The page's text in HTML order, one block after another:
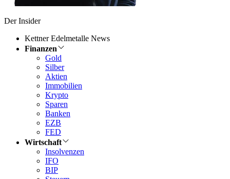
Der Insider
Kettner Edelmetalle News
Finanzen
Gold
Silber
Aktien
Immobilien
Krypto
Sparen
Banken
EZB
FED
Wirtschaft
Insolvenzen
IFO
BIP